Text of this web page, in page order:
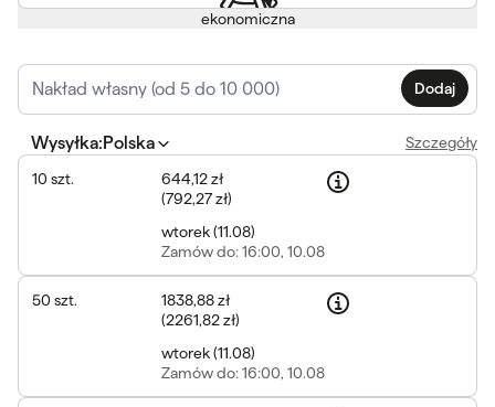
ekonomiczna
Dodaj
Wysyłka: Polska Szczegóły
10 szt.
644,12 zł
(792,27 zł)
wtorek(11.08)
Zamówdo: 16:00, 10.08
50 szt.
1838,88 zł
(2261,82 zł)
wtorek(11.08)
Zamówdo: 16:00, 10.08